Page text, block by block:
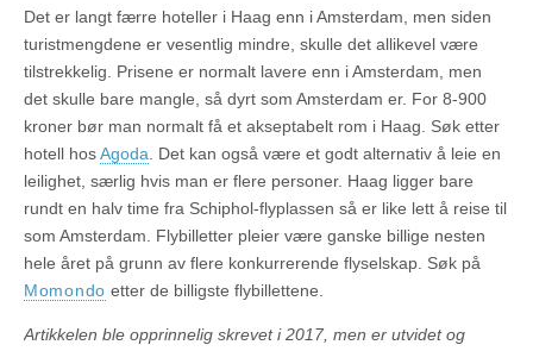
Det er langt færre hoteller i Haag enn i Amsterdam, men siden
turistmengdene er vesentlig mindre, skulle det allikevel være
tilstrekkelig. Prisene er normalt lavere enn i Amsterdam, men
det skulle bare mangle, så dyrt som Amsterdam er. For 8-900
kroner bør man normalt få et akseptabelt rom i Haag. Søk etter
hotell hosAgoda
Det kan også være et godt alternativ å leie en
leilighet, særlig hvis man er flere personer. Haag ligger bare
rundt en halv time fra Schiphol-flyplassen så er like lett å reise til
som Amsterdam. Flybilletter pleier være ganske billige nesten
hele året på grunn av flere konkurrerende flyselskap. Søk på
Momondo etter de billigste flybillettene.
Artikkelen ble opprinnelig skrevet i 2017, men er utvidet og